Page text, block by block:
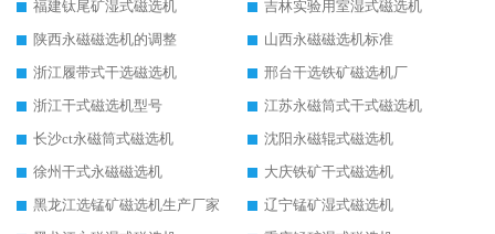
福建钛尾矿湿式磁选机
吉林实验用室湿式磁选机
陕西永磁磁选机的调整
山西永磁磁选机标准
浙江履带式干选磁选机
邢台干选铁矿磁选机厂
浙江干式磁选机型号
江苏永磁筒式干式磁选机
长沙ct永磁筒式磁选机
沈阳永磁辊式磁选机
徐州干式永磁磁选机
大庆铁矿干式磁选机
黑龙江选锰矿磁选机生产厂家
辽宁锰矿湿式磁选机